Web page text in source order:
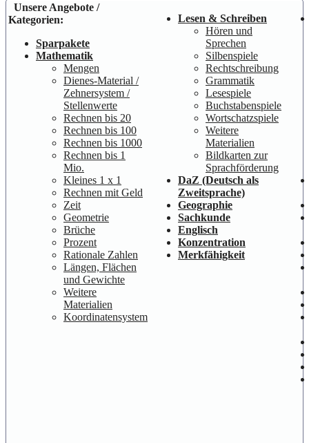
Unsere Angebote /
Kategorien:
Sparpakete
Mathematik
Mengen
Dienes-Material /
Zehnersystem /
Stellenwerte
Rechnen bis 20
Rechnen bis 100
Rechnen bis 1000
Rechnen bis 1
Mio.
Kleines 1 x 1
Rechnen mit Geld
Zeit
Geometrie
Brüche
Prozent
Rationale Zahlen
Längen, Flächen
und Gewichte
Weitere
Materialien
Koordinatensystem
Lesen & Schreiben
Hören und
Sprechen
Silbenspiele
Rechtschreibung
Grammatik
Lesespiele
Buchstabenspiele
Wortschatzspiele
Weitere
Materialien
Bildkarten zur
Sprachförderung
DaZ (Deutsch als
Zweitsprache)
Geographie
Sachkunde
Englisch
Konzentration
Merkfähigkeit